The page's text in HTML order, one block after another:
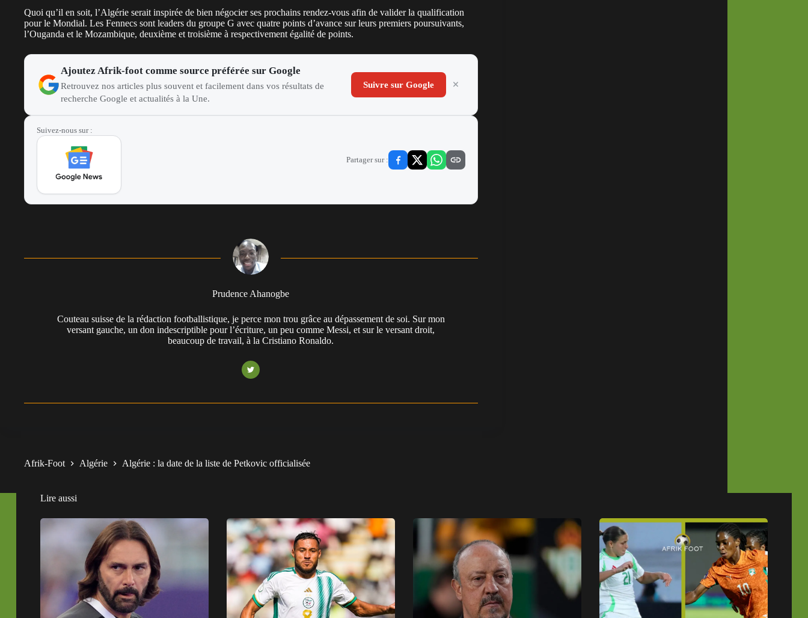
Quoi qu’il en soit, l’Algérie serait inspirée de bien négocier ses prochains rendez-vous afin de valider la qualification
pour le Mondial. Les Fennecs sont leaders du groupe G avec quatre points d’avance sur leurs premiers poursuivants,
l’Ouganda et le Mozambique, deuxième et troisième à respectivement égalité de points.
Ajoutez Afrik-foot comme source préférée sur Google
Retrouvez nos articles plus souvent et facilement dans vos résultats de
recherche Google et actualités à la Une.
Suivre sur Google
Suivez-nous sur :
Partager sur :
Prudence Ahanogbe
Couteau suisse de la rédaction footballistique, je perce mon trou grâce au dépassement de soi. Sur mon
versant gauche, un don indescriptible pour l’écriture, un peu comme Messi, et sur le versant droit,
beaucoup de travail, à la Cristiano Ronaldo.
Afrik-Foot Algérie Algérie : la date de la liste de Petkovic officialisée
Lire aussi